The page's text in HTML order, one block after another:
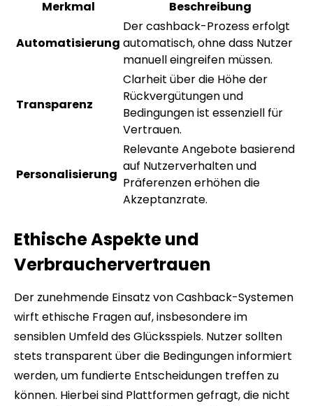
Merkmal Beschreibung
Automatisierung
Der cashback-Prozess erfolgt
automatisch, ohne dass Nutzer
manuell eingreifen müssen.
Transparenz
Clarheit über die Höhe der
Rückvergütungen und
Bedingungen ist essenziell für
Vertrauen.
Personalisierung
Relevante Angebote basierend
auf Nutzerverhalten und
Präferenzen erhöhen die
Akzeptanzrate.
Ethische Aspekte und
Verbrauchervertrauen
Der zunehmende Einsatz von Cashback-Systemen
wirft ethische Fragen auf, insbesondere im
sensiblen Umfeld des Glücksspiels. Nutzer sollten
stets transparent über die Bedingungen informiert
werden, um fundierte Entscheidungen treffen zu
können. Hierbei sind Plattformen gefragt, die nicht